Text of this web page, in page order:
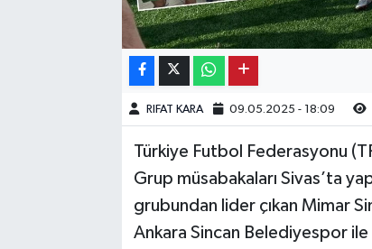
RIFAT KARA 09.05.2025 - 18:09
Türkiye Futbol Federasyonu
Grup müsabakaları Sivas’ta
grubundan lider çıkan Mimar
Ankara Sincan Belediyespor ile
Osmancık